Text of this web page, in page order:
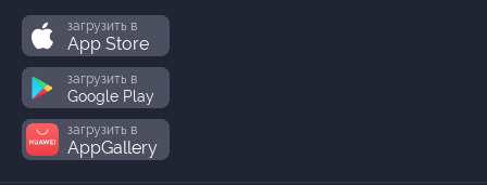
загрузить в
App Store
загрузить в
Google Play
загрузить в
AppGallery